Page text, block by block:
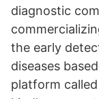
diagnostic
the early
diseases
platform